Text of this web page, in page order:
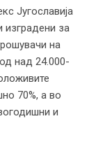
Југославија
изградени за
на
над 24.000-
70%, а во
и